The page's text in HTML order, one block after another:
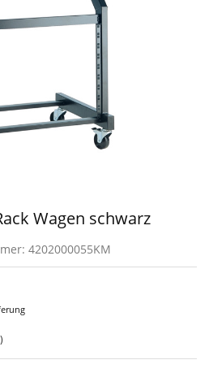
Wagen schwarz
4202000055KM
)